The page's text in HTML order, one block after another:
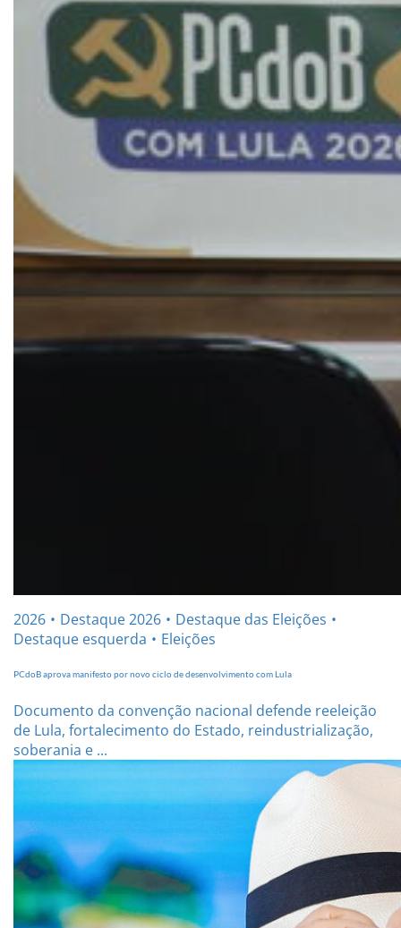
2026 Destaque 2026
Destaque das Eleições
Destaque esquerda
Eleições
PCdoB aprova manifesto por novo ciclo de desenvolvimento com Lula
Documento da convenção nacional defende reeleição
de Lula, fortalecimento do Estado, reindustrialização,
soberania e ...